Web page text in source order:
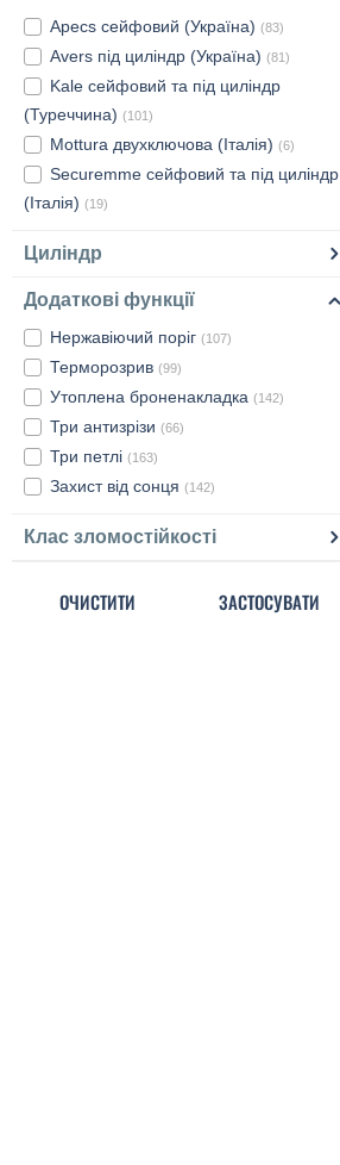
Apecs сейфовий (Україна) (83)
Avers під циліндр (Україна) (81)
Kale сейфовий та під циліндр
(Туреччина) (101)
Mottura двухключова (Італія) (6)
Securemme сейфовий та під циліндр
(Італія) (19)
Циліндр
Додаткові функції
Нержавіючий поріг (107)
Терморозрив (99)
Утоплена броненакладка (142)
Три антизрізи (66)
Три петлі (163)
Захист від сонця (142)
Клас зломостійкості
ОЧИСТИТИ ЗАСТОСУВАТИ